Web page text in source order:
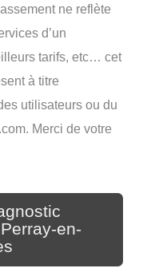
ne reflète
d’un
tarifs, etc… cet
à titre
utilisateurs ou du
Merci de votre
en-